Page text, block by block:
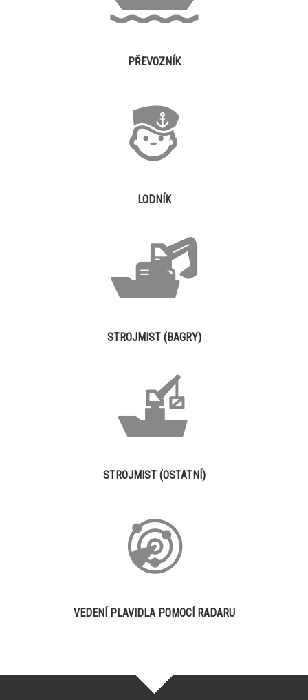
PŘEVOZNÍK
LODNÍK
STROJMIST (BAGRY)
STROJMIST (OSTATNÍ)
VEDENÍ PLAVIDLA POMOCÍ RADARU